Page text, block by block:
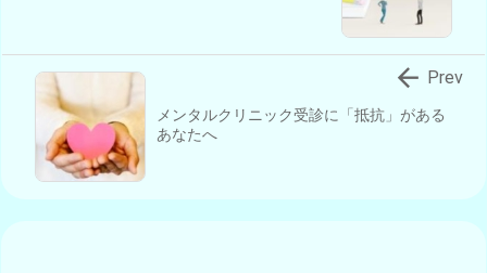
メンタルクリニック受診に「抵抗」がある
あなたへ
 Prev